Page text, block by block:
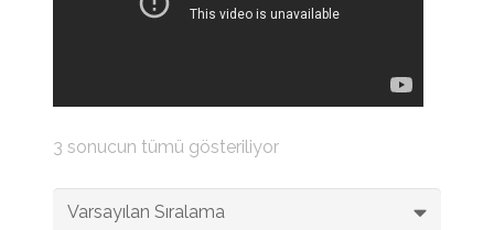
3 sonucun tümü gösteriliyor